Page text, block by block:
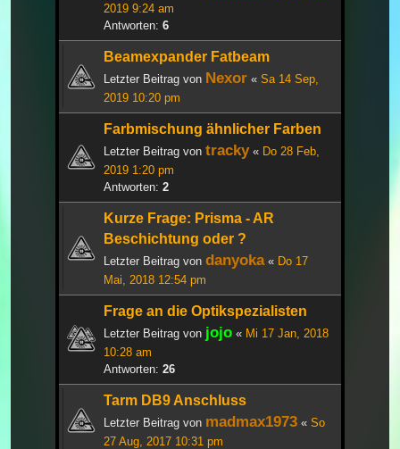
2019 9:24 am
Antworten: 6
Beamexpander Fatbeam
Letzter Beitrag von Nexor « Sa 14 Sep,
2019 10:20 pm
Farbmischung ähnlicher Farben
Letzter Beitrag von tracky« Do 28 Feb,
2019 1:20 pm
Antworten: 2
Kurze Frage: Prisma - AR
Beschichtung oder ?
Letzter Beitrag von danyoka« Do 17
Mai, 2018 12:54 pm
Frage an die Optikspezialisten
Letzter Beitrag von jojo « Mi 17 Jan, 2018
10:28 am
Antworten: 26
Tarm DB9 Anschluss
Letzter Beitrag von madmax1973 « So
27 Aug, 2017 10:31 pm